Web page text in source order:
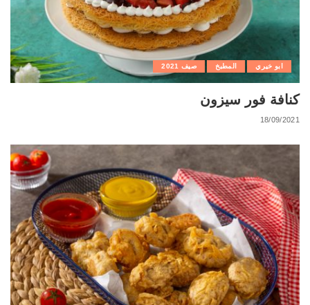
ابو خيري المطبخ صيف 2021
كنافة فور سيزون
18/09/2021